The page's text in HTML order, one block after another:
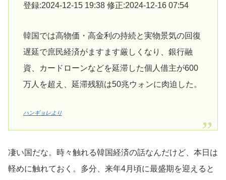
登録:2024-12-15 19:38 修正:2024-12-16 07:54
韓国では高物価・高金利の持続と実物景気の回復
遅延で庶民経済がますます厳しくなり、銀行融
資、カードローンなどを延滞した個人借主が600
万人を超え、延滞残額は50兆ウォンに肉迫した。
ハンギョレより
凄い国だな。時々触れる韓国経済の話なんだけど、本日は
軽めに触れておく。多分、来年4月頃に最盛期を迎えると